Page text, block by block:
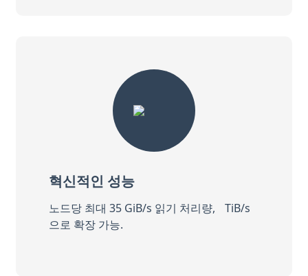
혁신적인 성능
노드당 최대 35 GiB/s 읽기 처리량, TiB/s
으로 확장 가능.